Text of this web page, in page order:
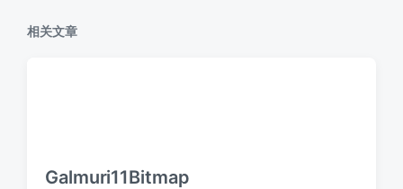
相关文章
Galmuri11Bitmap